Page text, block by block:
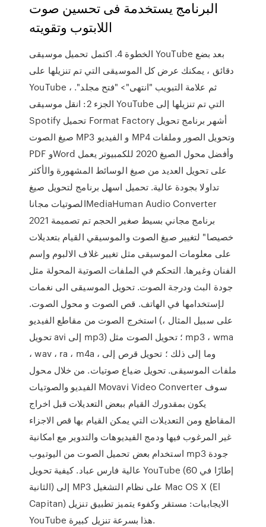
البرنامج يستخدمة فى تحسين صوت
اللابتوب وتقويته
الخطوة 4. اكتمل تحميل موسيقى YouTube بعد بضع
دقائق ، يمكنك عرض كل الموسيقى التي تم تنزيلها على
YouTube ، ثم علامة التبويب "انتهى"> "فتح مجلد".
الجزء 2: انقل موسيقى YouTube التي تم تنزيلها إلى
Spotify تحميل Format Factory أشهر برنامج تحويل
صيغ الصوت MP3 و الفيديو MP4 وتحويل الصور وملفات
PDF وWord وأفضل محول الصيغ 2020 للكمبيوتر يعمل
على تحويل العديد من صيغ الوسائط المشهورة والأكثر
تداولا بجودة عالية. تحميل اسهل برنامج لتحويل صيغ
الصوتيات مجاناMediaHuman Audio Converter
2021 برنامج مجاني بسيط صغير الحجم تم تصميمة
خصيصا" لتغيير صيغ الصوت والموسيقي القيام بتعديلات
على معلومات الموسيقى مثل تغيير غلاف الالبوم وإسم
الفنان وغيرها. التحكم في الملفات الصوتية المحولة مثل
جودة البث ودرجة الصوت. تحويل الموسيقى الى نغمات
لإستخدامها في الهاتف. قص الصوت و محول الصوت.
استخرج الصوت من مقاطع الفيديو (على سبيل المثال ،
تحويل avi إلى mp3) ؛ تحويل الصوت مثل mp3 ، wma
، wav ، ra ، m4a ، وما إلى ذلك ؛ تحويل قرص إلى
ملفات الموسيقى. تحويل ضياع صوتيات. من خلال محول
الفيديو والصوتيات Movavi Video Converter سوف
يكون بمقدورك القيام ببعض التعديلات قبل اخراج
المقاطع ومن التعديلات التي يمكن القيام بها قص الاجزاء
غير المرغوب فيها ودمج الفيديوهات والتدوير مع امكانية
استخدام بعض تحميل الصوت من اليوتيوب mp3 جودة
عالية فارس عباد. كيفية تحويل YouTube (60 إطارًا في
الثانية) إلى MP3 على نظام التشغيل Mac OS X (El
Capitan) الايجابيات: مستقر وكفوء يتميز تطبيق تنزيل
YouTube هذا بسرعة تنزيل كبيرة.